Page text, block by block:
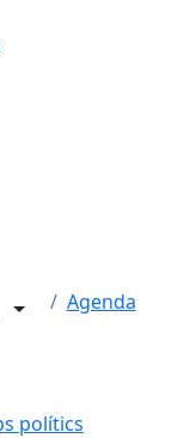
Agenda
polítics